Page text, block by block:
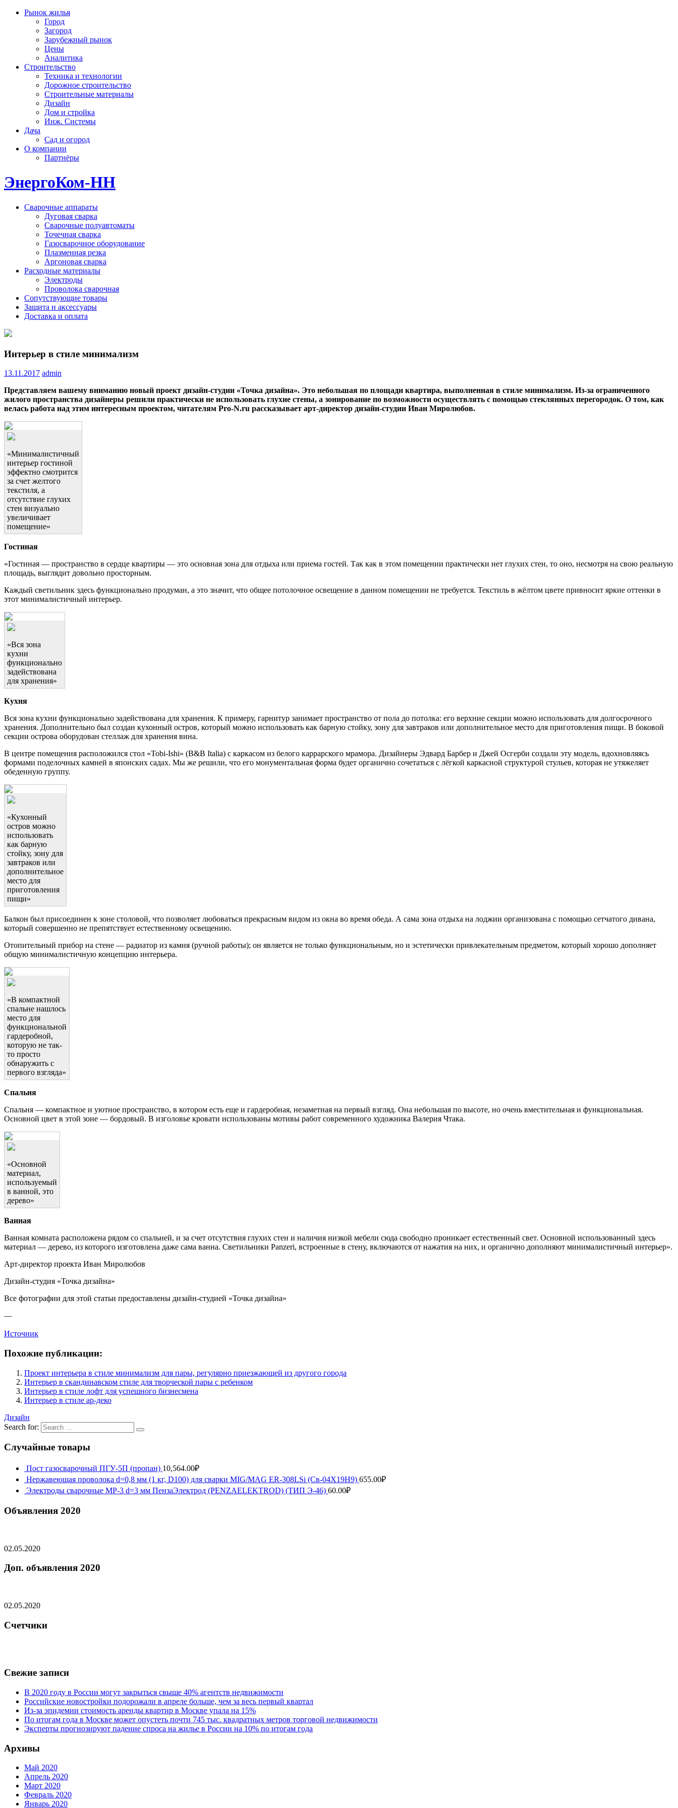
Рынок жилья
Город
Загород
Зарубежный рынок
Цены
Аналитика
Строительство
Техника и технологии
Дорожное строительство
Строительные материалы
Дизайн
Дом и стройка
Инж. Системы
Дача
Сад и огород
О компании
Партнёры
ЭнергоКом-НН
Сварочные аппараты
Дуговая сварка
Сварочные полуавтоматы
Точечная сварка
Газосварочное оборудование
Плазменная резка
Аргоновая сварка
Расходные материалы
Электроды
Проволока сварочная
Сопутствующие товары
Защита и аксессуары
Доставка и оплата
Интерьер в стиле минимализм
13.11.2017 admin
Представляем вашему вниманию новый проект дизайн-студии «Точка дизайна». Это небольшая по площади квартира, выполненная в стиле минимализм. Из-за ограниченного
жилого пространства дизайнеры решили практически не использовать глухие стены, а зонирование по возможности осуществлять с помощью стеклянных перегородок. О том, как
велась работа над этим интересным проектом, читателям Pro-N.ru рассказывает арт-директор дизайн-студии Иван Миролюбов.
«Минималистичный
интерьер гостиной
эффектно смотрится
за счет желтого
текстиля, а
отсутствие глухих
стен визуально
увеличивает
помещение»
Гостиная
«Гостиная — пространство в сердце квартиры — это основная зона для отдыха или приема гостей. Так как в этом помещении практически нет глухих стен, то оно, несмотря на свою реальную
площадь, выглядит довольно просторным.
Каждый светильник здесь функционально продуман, а это значит, что общее потолочное освещение в данном помещении не требуется. Текстиль в жёлтом цвете привносит яркие оттенки в
этот минималистичный интерьер.
«Вся зона
кухни
функционально
задействована
для хранения»
Кухня
Вся зона кухни функционально задействована для хранения. К примеру, гарнитур занимает пространство от пола до потолка: его верхние секции можно использовать для долгосрочного
хранения. Дополнительно был создан кухонный остров, который можно использовать как барную стойку, зону для завтраков или дополнительное место для приготовления пищи. В боковой
секции острова оборудован стеллаж для хранения вина.
В центре помещения расположился стол «Tobi-Ishi» (B&B Italia) с каркасом из белого каррарского мрамора. Дизайнеры Эдвард Барбер и Джей Осгерби создали эту модель, вдохновляясь
формами поделочных камней в японских садах. Мы же решили, что его монументальная форма будет органично сочетаться с лёгкой каркасной структурой стульев, которая не утяжеляет
обеденную группу.
«Кухонный
остров можно
использовать
как барную
стойку, зону для
завтраков или
дополнительное
место для
приготовления
пищи»
Балкон был присоединен к зоне столовой, что позволяет любоваться прекрасным видом из окна во время обеда. А сама зона отдыха на лоджии организована с помощью сетчатого дивана,
который совершенно не препятствует естественному освещению.
Отопительный прибор на стене — радиатор из камня (ручной работы); он является не только функциональным, но и эстетически привлекательным предметом, который хорошо дополняет
общую минималистичную концепцию интерьера.
«В компактной
спальне нашлось
место для
функциональной
гардеробной,
которую не так-
то просто
обнаружить с
первого взгляда»
Спальня
Спальня — компактное и уютное пространство, в котором есть еще и гардеробная, незаметная на первый взгляд. Она небольшая по высоте, но очень вместительная и функциональная.
Основной цвет в этой зоне — бордовый. В изголовье кровати использованы мотивы работ современного художника Валерия Чтака.
«Основной
материал,
используемый
в ванной, это
дерево»
Ванная
Ванная комната расположена рядом со спальней, и за счет отсутствия глухих стен и наличия низкой мебели сюда свободно проникает естественный свет. Основной использованный здесь
материал — дерево, из которого изготовлена даже сама ванна. Светильники Panzeri, встроенные в стену, включаются от нажатия на них, и органично дополняют минималистичный интерьер».
Арт-директор проекта Иван Миролюбов
Дизайн-студия «Точка дизайна»
Все фотографии для этой статьи предоставлены дизайн-студией «Точка дизайна»
—
Источник
Похожие публикации:
Проект интерьера в стиле минимализм для пары, регулярно приезжающей из другого города
Интерьер в скандинавском стиле для творческой пары с ребенком
Интерьер в стиле лофт для успешного бизнесмена
Интерьер в стиле ар-деко
Дизайн
Search for:
Случайные товары
Пост газосварочный ПГУ-5П (пропан) 10,564.00₽
Нержавеющая проволока d=0,8 мм (1 кг, D100) для сварки MIG/MAG ER-308LSi (Св-04Х19Н9) 655.00₽
Электроды сварочные МР-3 d=3 мм ПензаЭлектрод (PENZAELEKTROD) (ТИП Э-46) 60.00₽
Объявления 2020
02.05.2020
Доп. объявления 2020
02.05.2020
Счетчики
Свежие записи
В 2020 году в России могут закрыться свыше 40% агентств недвижимости
Российские новостройки подорожали в апреле больше, чем за весь первый квартал
Из-за эпидемии стоимость аренды квартир в Москве упала на 15%
По итогам года в Москве может опустеть почти 745 тыс. квадратных метров торговой недвижимости
Эксперты прогнозируют падение спроса на жилье в России на 10% по итогам года
Архивы
Май 2020
Апрель 2020
Март 2020
Февраль 2020
Январь 2020